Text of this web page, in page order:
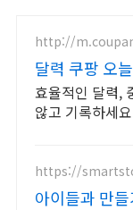
http://
달력 쿠팡 오
켓배송
효율적인 달력,
않고 기록하세
https://
아이들과 만